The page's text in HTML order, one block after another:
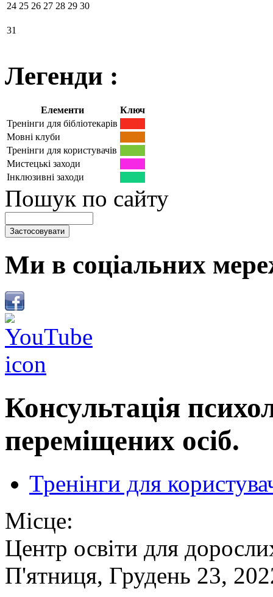
24 25 26 27 28 29 30
31
Легенди :
Елементи
Ключ
Тренінги для бібліотекарів
Мовні клуби
Тренінги для користувачів
Мистецькі заходи
Інклюзивні заходи
Пошук по сайту
Ми в соціальних
Консультація
переміщених осіб.
Тренінги для
Місце:
Центр освіти для
П'ятниця, Грудень 23,